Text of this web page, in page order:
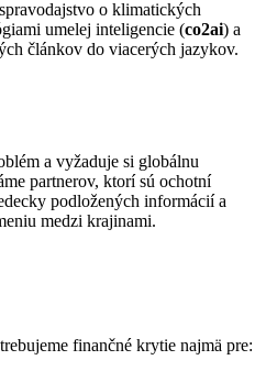
o klimatických
umelej inteligencie (co2ai) a
článkov do viacerých jazykov.
a vyžaduje si globálnu
partnerov, ktorí sú ochotní
podložených informácií a
medzi krajinami.
finančné krytie najmä pre: